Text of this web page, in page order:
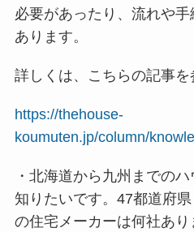
必要があったり、流れや
あります。
詳しくは、こちらの記事を
https://thehouse-
koumuten.jp/column/
・北海道から九州までの
知りたいです。47都道府県
の住宅メーカーは何社あり